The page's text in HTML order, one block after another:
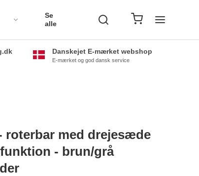
Se
alle
Danskejet E-mærket webshop
E-mærket og god dansk service
roterbar med drejesæde
- brun/grå